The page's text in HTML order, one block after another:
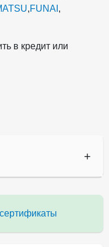
,FUNAI ,
в кредит или
+
сертификаты